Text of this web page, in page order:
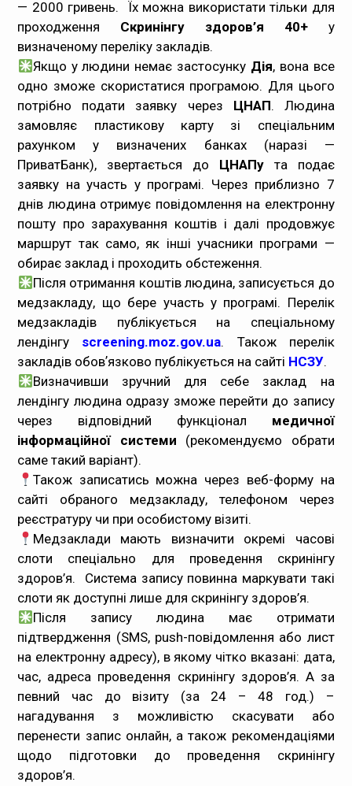
— 2000 гривень. Їх можна використати тільки для
проходження Скринінгу здоров’я 40+у
визначеному переліку закладів.
Якщо у людини немає застосунку Дія, вона все
одно зможе скористатися програмою. Для цього
потрібно подати заявку через ЦНАП. Людина
замовляє пластикову карту зі спеціальним
рахунком у визначених банках (наразі —
ПриватБанк), звертається до ЦНАПута подає
заявку на участь у програмі. Через приблизно 7
днів людина отримує повідомлення на електронну
пошту про зарахування коштів і далі продовжує
маршрут так само, як інші учасники програми —
обирає заклад і проходить обстеження.
Після отримання коштів людина, записується до
медзакладу, що бере участь у програмі. Перелік
медзакладів публікується на спеціальному
лендінгу screening.moz.gov.ua. Також перелік
закладів обовʼязково публікується на сайті НСЗУ.
Визначивши зручний для себе заклад на
лендінгу людина одразу зможе перейти до запису
через відповідний функціонал медичної
інформаційної системи (рекомендуємо обрати
саме такий варіант).
Також записатись можна через веб-форму на
сайті обраного медзакладу, телефоном через
реєстратуру чи при особистому візиті.
Медзаклади мають визначити окремі часові
слоти спеціально для проведення скринінгу
здоров’я. Система запису повинна маркувати такі
слоти як доступні лише для скринінгу здоров’я.
Після запису людина має отримати
підтвердження (SMS, push-повідомлення або лист
на електронну адресу), в якому чітко вказані: дата,
час, адреса проведення скринінгу здоров’я. А за
певний час до візиту (за 24 – 48 год.) –
нагадування з можливістю скасувати або
перенести запис онлайн, а також рекомендаціями
щодо підготовки до проведення скринінгу
здоров’я.